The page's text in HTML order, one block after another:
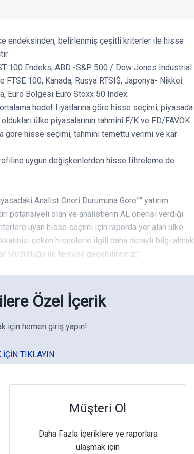
endeksinden, belirlenmiş çeşitli kriterler ile hisse
100 Endeks, ABD -S&P 500 / Dow Jones Industrial
100, Kanada, Rusya RTSI$, Japonya- Nikkei
Euro Bölgesi Euro Stoxx 50 Index.
hedef fiyatlarına göre hisse seçimi, piyasada
ülke piyasalarının tahmini F/K ve FD/FAVÖK
göre hisse seçimi, tahmini temettü verimi ve kar
uygun değişkenlerden hisse filtreleme de
Analist Öneri Durumuna Göre”” yatırım
potansiyeli olan ve analistlerin AL önerisi verdiği
uyan hisse seçimi için raporda yer alan ülke
çeken hisselerle ilgili daha detaylı bilgi almak
Müdürlüğü ile temasa geçebilirsiniz.”
Özel İçerik
için hemen giriş yapın!
IÇIN TIKLAYIN.
Müşteri Ol
Daha Fazla içeriklere ve raporlara
ulaşmak için